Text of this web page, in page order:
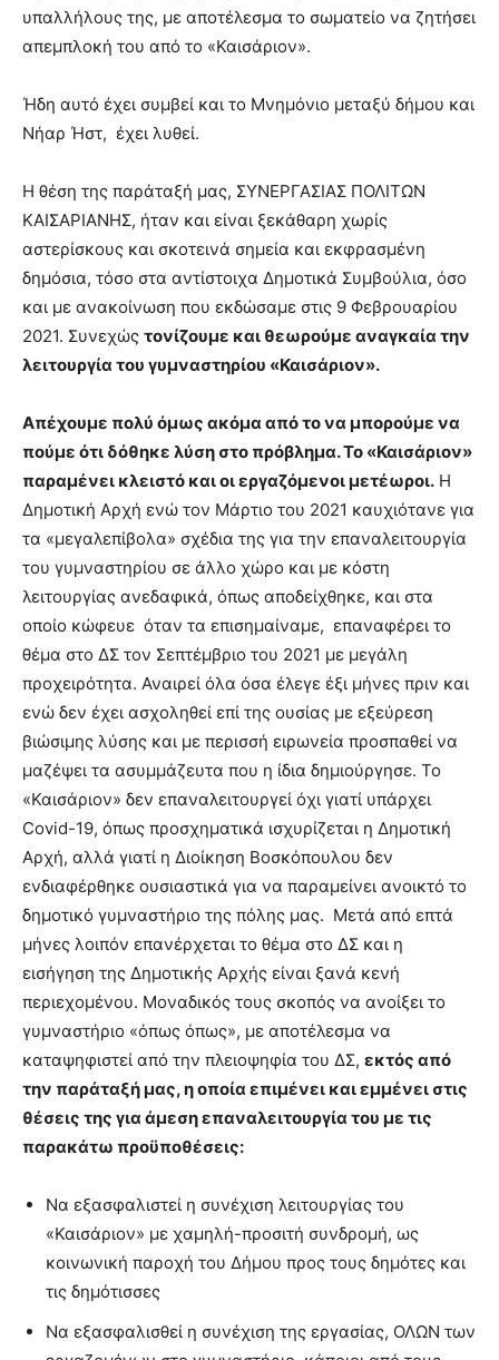
υπαλλήλους της, με αποτέλεσμα το σωματείο να ζητήσει
απεμπλοκή του από το «Καισάριον».
Ήδη αυτό έχει συμβεί και το Μνημόνιο μεταξύ δήμου και
Νήαρ Ήστ, έχει λυθεί.
Η θέση της παράταξή μας, ΣΥΝΕΡΓΑΣΙΑΣ ΠΟΛΙΤΩΝ
ΚΑΙΣΑΡΙΑΝΗΣ, ήταν και είναι ξεκάθαρη χωρίς
αστερίσκους και σκοτεινά σημεία και εκφρασμένη
δημόσια, τόσο στα αντίστοιχα Δημοτικά Συμβούλια, όσο
και με ανακοίνωση που εκδώσαμε στις 9 Φεβρουαρίου
2021. Συνεχώς τονίζουμε και θεωρούμε αναγκαία την
λειτουργία του γυμναστηρίου «Καισάριον».
Απέχουμε πολύ όμως ακόμα από το να μπορούμε να
πούμε ότι δόθηκε λύση στο πρόβλημα. Το «Καισάριον»
παραμένει κλειστό και οι εργαζόμενοι μετέωροι. Η
Δημοτική Αρχή ενώ τον Μάρτιο του 2021 καυχιότανε για
τα «μεγαλεπίβολα» σχέδια της για την επαναλειτουργία
του γυμναστηρίου σε άλλο χώρο και με κόστη
λειτουργίας ανεδαφικά, όπως αποδείχθηκε, και στα
οποίο κώφευε όταν τα επισημαίναμε, επαναφέρει το
θέμα στο ΔΣ τον Σεπτέμβριο του 2021 με μεγάλη
προχειρότητα. Αναιρεί όλα όσα έλεγε έξι μήνες πριν και
ενώ δεν έχει ασχοληθεί επί της ουσίας με εξεύρεση
βιώσιμης λύσης και με περισσή ειρωνεία προσπαθεί να
μαζέψει τα ασυμμάζευτα που η ίδια δημιούργησε. Το
«Καισάριον» δεν επαναλειτουργεί όχι γιατί υπάρχει
Covid-19, όπως προσχηματικά ισχυρίζεται η Δημοτική
Αρχή, αλλά γιατί η Διοίκηση Βοσκόπουλου δεν
ενδιαφέρθηκε ουσιαστικά για να παραμείνει ανοικτό το
δημοτικό γυμναστήριο της πόλης μας. Μετά από επτά
μήνες λοιπόν επανέρχεται το θέμα στο ΔΣ και η
εισήγηση της Δημοτικής Αρχής είναι ξανά κενή
περιεχομένου. Μοναδικός τους σκοπός να ανοίξει το
γυμναστήριο «όπως όπως», με αποτέλεσμα να
καταψηφιστεί από την πλειοψηφία του ΔΣ, εκτός από
την παράταξή μας, η οποία επιμένει και εμμένει στις
θέσεις της για άμεση επαναλειτουργία του με τις
παρακάτω προϋποθέσεις:
Να εξασφαλιστεί η συνέχιση λειτουργίας του
«Καισάριον» με χαμηλή-προσιτή συνδρομή, ως
κοινωνική παροχή του Δήμου προς τους δημότες και
τις δημότισσες
Να εξασφαλισθεί η συνέχιση της εργασίας, ΟΛΩΝ των